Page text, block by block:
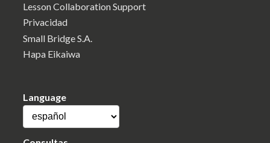
Lesson Collaboration Support
Privacidad
Small Bridge S.A.
Hapa Eikaiwa
Language